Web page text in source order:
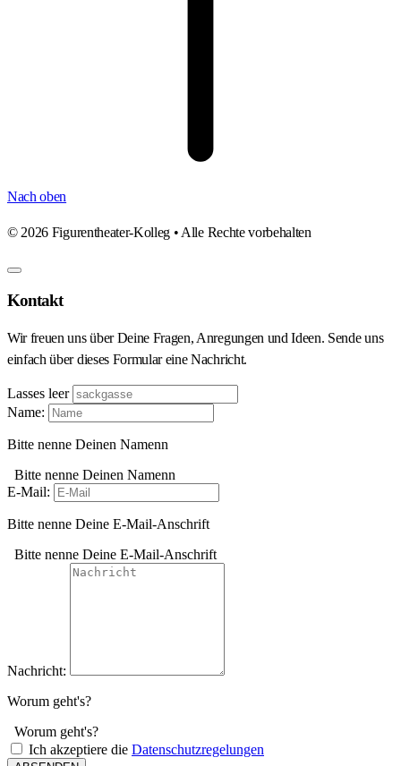
Nach oben
© 2026 Figurentheater-Kolleg • Alle Rechte vorbehalten
Kontakt
Wir freuen uns über Deine Fragen, Anregungen und Ideen. Sende uns
einfach über dieses Formular eine Nachricht.
Lasses leer
Name:
Bitte nenne Deinen Namenn
Bitte nenne Deinen Namenn
E-Mail:
Bitte nenne Deine E-Mail-Anschrift
Bitte nenne Deine E-Mail-Anschrift
Nachricht:
Worum geht's?
Worum geht's?
Ich akzeptiere die Datenschutzregelungen